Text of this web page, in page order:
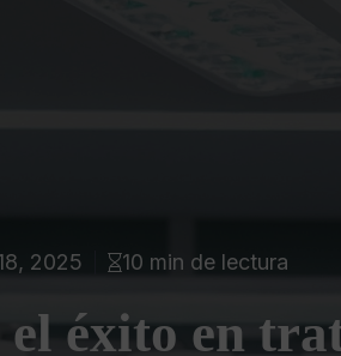
2025 10 min de lectura
éxito en